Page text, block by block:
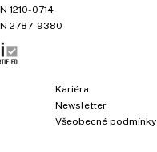
1210-0714
2787-9380
Kariéra
Newsletter
Všeobecné podmínky